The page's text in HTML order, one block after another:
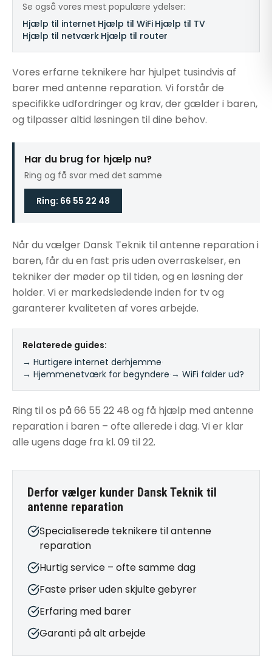
Se også vores mest populære ydelser:
Hjælp til internet Hjælp til WiFi Hjælp til TV
Hjælp til netværk Hjælp til router
Vores erfarne teknikere har hjulpet tusindvis af
barer med antenne reparation. Vi forstår de
specifikke udfordringer og krav, der gælder i baren,
og tilpasser altid løsningen til dine behov.
Har du brug for hjælp nu?
Ring og få svar med det samme
Ring: 66 55 22 48
Når du vælger Dansk Teknik til antenne reparation i
baren, får du en fast pris uden overraskelser, en
tekniker der møder op til tiden, og en løsning der
holder. Vi er markedsledende inden for tv og
garanterer kvaliteten af vores arbejde.
Relaterede guides:
→ Hurtigere internet derhjemme
→ Hjemmenetværk for begyndere → WiFi falder ud?
Ring til os på 66 55 22 48 og få hjælp med antenne
reparation i baren – ofte allerede i dag. Vi er klar
alle ugens dage fra kl. 09 til 22.
Derfor vælger kunder Dansk Teknik til
antenne reparation
Specialiserede teknikere til antenne
reparation
Hurtig service – ofte samme dag
Faste priser uden skjulte gebyrer
Erfaring med barer
Garanti på alt arbejde